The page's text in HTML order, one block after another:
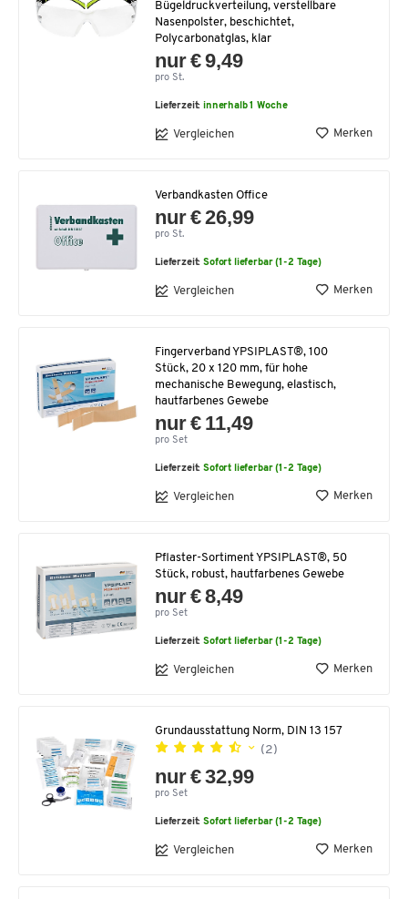
Bügeldruckverteilung, verstellbare
Nasenpolster, beschichtet,
Polycarbonatglas, klar
nur € 9,49
pro St.
Lieferzeit:innerhalb 1 Woche
Vergleichen Merken
Verbandkasten Office
nur € 26,99
pro St.
Lieferzeit:Sofort lieferbar (1-2 Tage)
Vergleichen Merken
Fingerverband YPSIPLAST®, 100
Stück, 20 x 120 mm, für hohe
mechanische Bewegung, elastisch,
hautfarbenes Gewebe
nur € 11,49
pro Set
Lieferzeit:Sofort lieferbar (1-2 Tage)
Vergleichen Merken
Pflaster-Sortiment YPSIPLAST®, 50
Stück, robust, hautfarbenes Gewebe
nur € 8,49
pro Set
Lieferzeit:Sofort lieferbar (1-2 Tage)
Vergleichen Merken
Grundausstattung Norm, DIN 13 157
(2)
nur € 32,99
pro Set
Lieferzeit:Sofort lieferbar (1-2 Tage)
Vergleichen Merken